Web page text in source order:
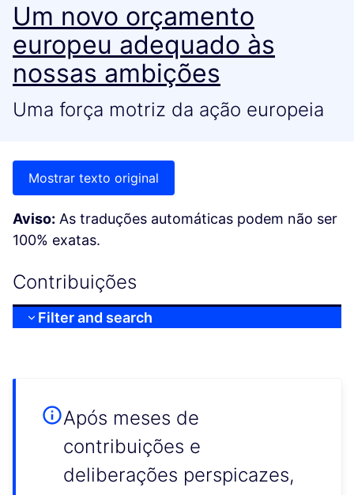
Um novo orçamento
europeu adequado às
nossas ambições
Uma força motriz da ação europeia
Mostrar texto original
Aviso: As traduções automáticas podem não ser
100% exatas.
Contribuições
Filter and search
Após meses de
contribuições e
deliberações perspicazes,